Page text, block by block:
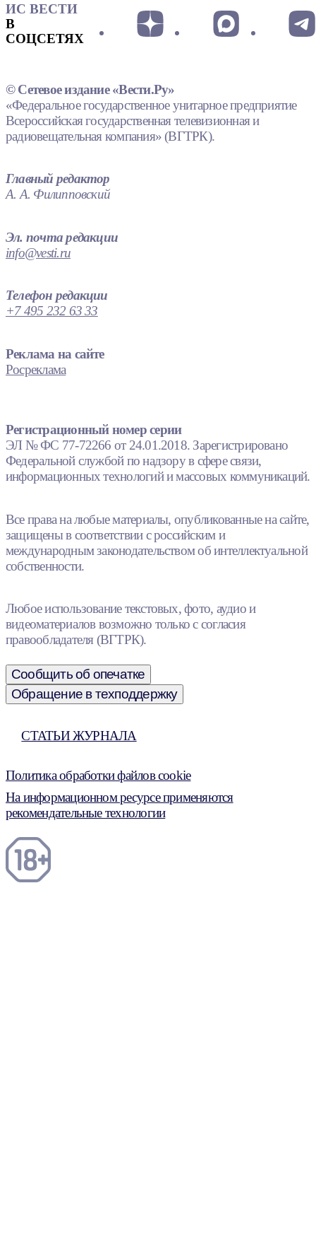
ИС ВЕСТИ
В
СОЦСЕТЯХ
© Сетевое издание «Вести.Ру»
«Федеральное государственное унитарное предприятие
Всероссийская государственная телевизионная и
радиовещательная компания» (ВГТРК).
Главный редактор
А. А. Филипповский
Эл. почта редакции
info@vesti.ru
Телефон редакции
+7 495 232 63 33
Реклама на сайте
Росреклама
Регистрационный номер серии
ЭЛ № ФС 77-72266 от 24.01.2018. Зарегистрировано
Федеральной службой по надзору в сфере связи,
информационных технологий и массовых коммуникаций.
Все права на любые материалы, опубликованные на сайте,
защищены в соответствии с российским и
международным законодательством об интеллектуальной
собственности.
Любое использование текстовых, фото, аудио и
видеоматериалов возможно только с согласия
правообладателя (ВГТРК).
Сообщить об опечатке
Обращение в техподдержку
СТАТЬИ ЖУРНАЛА
Политика обработки файлов cookie
На информационном ресурсе применяются
рекомендательные технологии